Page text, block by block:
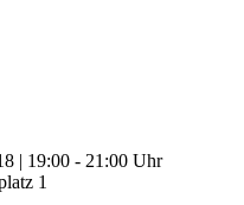
| 19:00 - 21:00 Uhr
1